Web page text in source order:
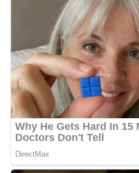
Petersilie, 2 Eßlöffel
60 g Butter, Petersilie und 1
Die grünen Bohnen in
garen.
Die Nudeln ebenfalls in
Schichtweise mit dem von
zerpflückten Räucherfisch in
Form geben.
Mit Salz, Pfeffer und
Die Tomatensoße mit der
darübergießen.